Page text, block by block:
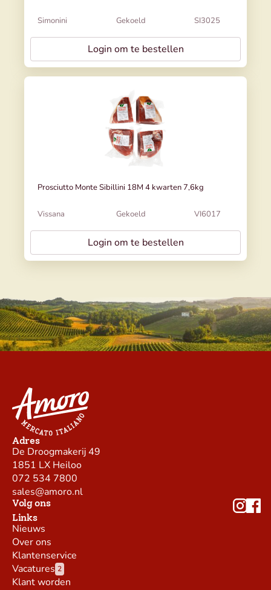
Simonini Gekoeld SI3025
Login om te bestellen
Prosciutto Monte Sibillini 18M 4 kwarten 7,6kg
Vissana Gekoeld VI6017
Login om te bestellen
Adres
De Droogmakerij 49
1851 LX Heiloo
072 534 7800
sales@amoro.nl
Volg ons
Links
Nieuws
Over ons
Klantenservice
Vacatures 2
Klant worden